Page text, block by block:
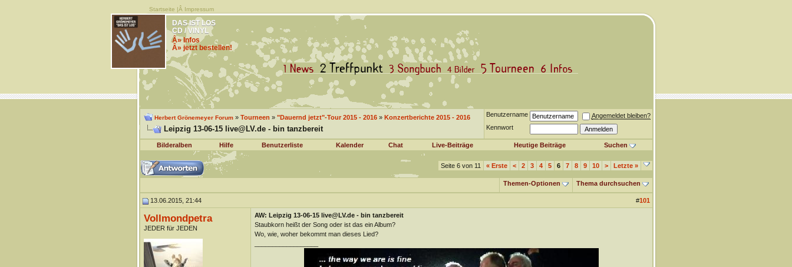
Startseite |Â Impressum
DAS IST LOS
CD / VINYL
Â» Infos
Â» jetzt bestellen!
Herbert Grönemeyer Forum» Tourneen » "Dauernd jetzt"-Tour 2015 - 2016» Konzertberichte 2015 - 2016
Leipzig 13-06-15 live@LV.de - bin tanzbereit
Benutzername
Angemeldet bleiben?
Kennwort
Bilderalben Hilfe Benutzerliste Kalender Chat Live-Beiträge Heutige Beiträge Suchen
Seite 6 von 11 «Erste < 2 3 4 5 6 7 8 9 10 > Letzte »
Themen-Optionen Thema durchsuchen
13.06.2015, 21:44 #101
Vollmondpetra
JEDER für JEDEN
AW: Leipzig 13-06-15 live@LV.de - bin tanzbereit
Staubkorn heißt der Song oder ist das ein Album?
Wo, wie, woher bekommt man dieses Lied?